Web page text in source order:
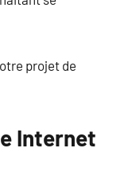
projet de
Internet